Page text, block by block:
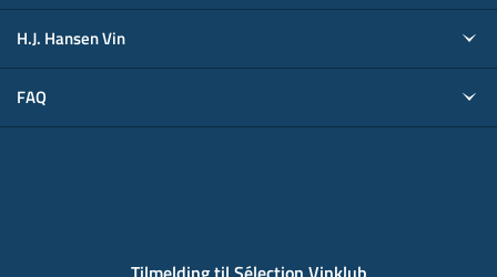
H.J. Hansen Vin
FAQ